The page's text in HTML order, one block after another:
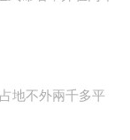
地不外兩千多平